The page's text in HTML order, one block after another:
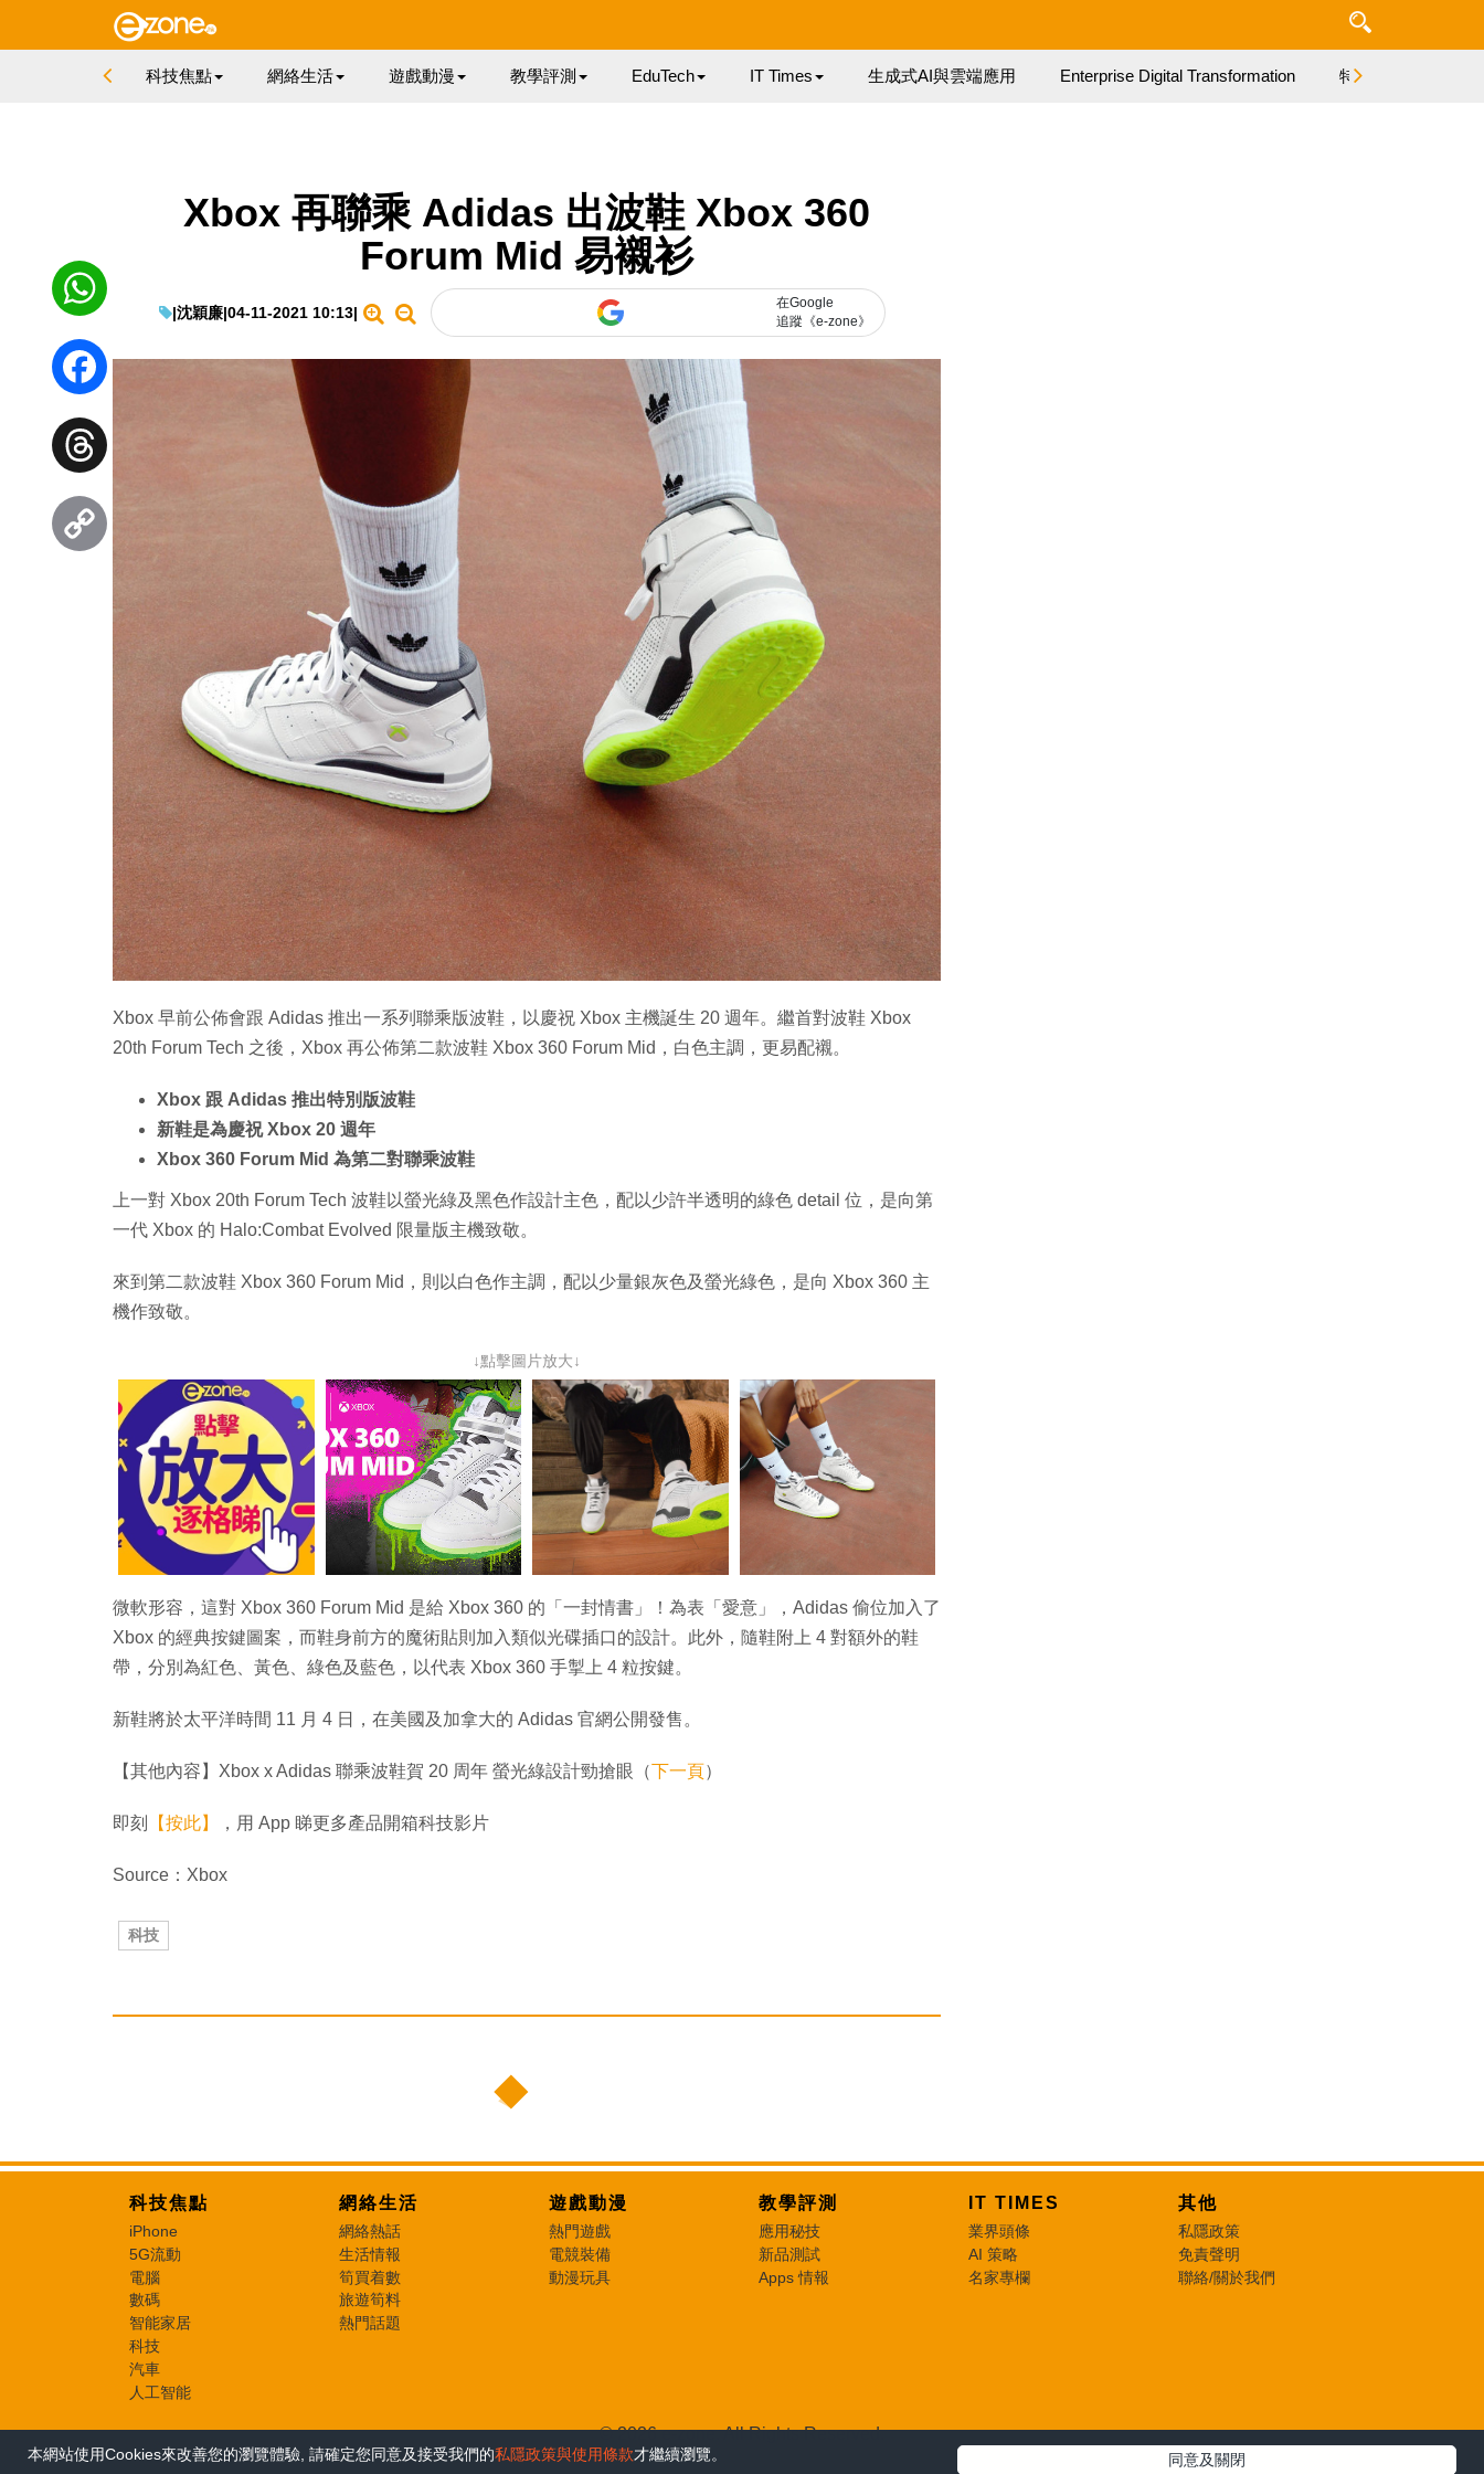
科技焦點 網絡生活 遊戲動漫 教學評測 EduTech IT Times 生成式AI與雲端應用 Enterprise Digital Transformation 特集
Xbox 再聯乘 Adidas 出波鞋 Xbox 360
Forum Mid 易襯衫
|沈穎廉|04-11-2021 10:13|
在Google
追蹤《e-zone》
Xbox 早前公佈會跟 Adidas 推出一系列聯乘版波鞋，以慶祝 Xbox 主機誕生 20 週年。繼首對波鞋 Xbox
20th Forum Tech 之後，Xbox 再公佈第二款波鞋 Xbox 360 Forum Mid，白色主調，更易配襯。
Xbox 跟 Adidas 推出特別版波鞋
新鞋是為慶祝 Xbox 20 週年
Xbox 360 Forum Mid 為第二對聯乘波鞋
上一對 Xbox 20th Forum Tech 波鞋以螢光綠及黑色作設計主色，配以少許半透明的綠色 detail 位，是向第
一代 Xbox 的 Halo:Combat Evolved 限量版主機致敬。
來到第二款波鞋 Xbox 360 Forum Mid，則以白色作主調，配以少量銀灰色及螢光綠色，是向 Xbox 360 主
機作致敬。
↓點擊圖片放大↓
微軟形容，這對 Xbox 360 Forum Mid 是給 Xbox 360 的「一封情書」！為表「愛意」，Adidas 偷位加入了
Xbox 的經典按鍵圖案，而鞋身前方的魔術貼則加入類似光碟插口的設計。此外，隨鞋附上 4 對額外的鞋
帶，分別為紅色、黃色、綠色及藍色，以代表 Xbox 360 手掣上 4 粒按鍵。
新鞋將於太平洋時間 11 月 4 日，在美國及加拿大的 Adidas 官網公開發售。
【其他內容】Xbox x Adidas 聯乘波鞋賀 20 周年 螢光綠設計勁搶眼（下一頁）
即刻 【按此】 ，用 App 睇更多產品開箱科技影片
Source：Xbox
科技
WhatsApp
Facebook
Threads
科技焦點
iPhone
5G流動
電腦
數碼
智能家居
科技
汽車
人工智能
網絡生活
網絡熱話
生活情報
筍買着數
旅遊筍料
熱門話題
遊戲動漫
熱門遊戲
電競裝備
動漫玩具
教學評測
應用秘技
新品測試
Apps 情報
IT TIMES
業界頭條
AI 策略
名家專欄
其他
私隱政策
免責聲明
聯絡/關於我們
© 2026 e-zone. All Rights Reserved.
本網站使用Cookies來改善您的瀏覽體驗, 請確定您同意及接受我們的私隱政策與使用條款才繼續瀏覽。 同意及關閉